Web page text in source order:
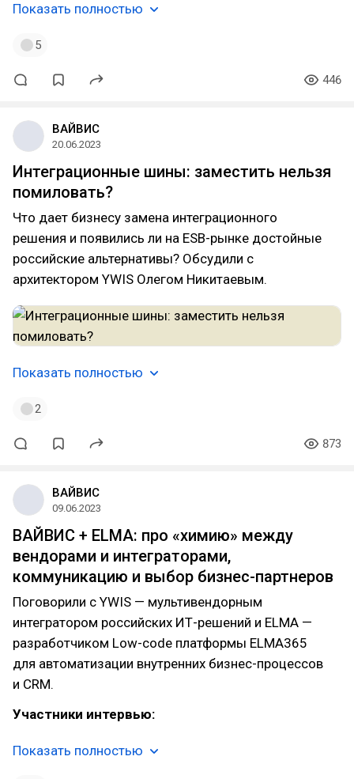
Показать полностью
5
446
ВАЙВИС
20.06.2023
Интеграционные шины: заместить нельзя
помиловать?
Что дает бизнесу замена интеграционного
решения и появились ли на ESB-рынке достойные
российские альтернативы? Обсудили с
архитектором YWIS Олегом Никитаевым.
Показать полностью
2
873
ВАЙВИС
09.06.2023
ВАЙВИС + ELMA: про «химию» между
вендорами и интеграторами,
коммуникацию и выбор бизнес-партнеров
Поговорили с YWIS — мультивендорным
интегратором российских ИТ-решений и ELMA —
разработчиком Low-code платформы ELMA365
для автоматизации внутренних бизнес-процессов
и CRM.
Участники интервью:
Показать полностью